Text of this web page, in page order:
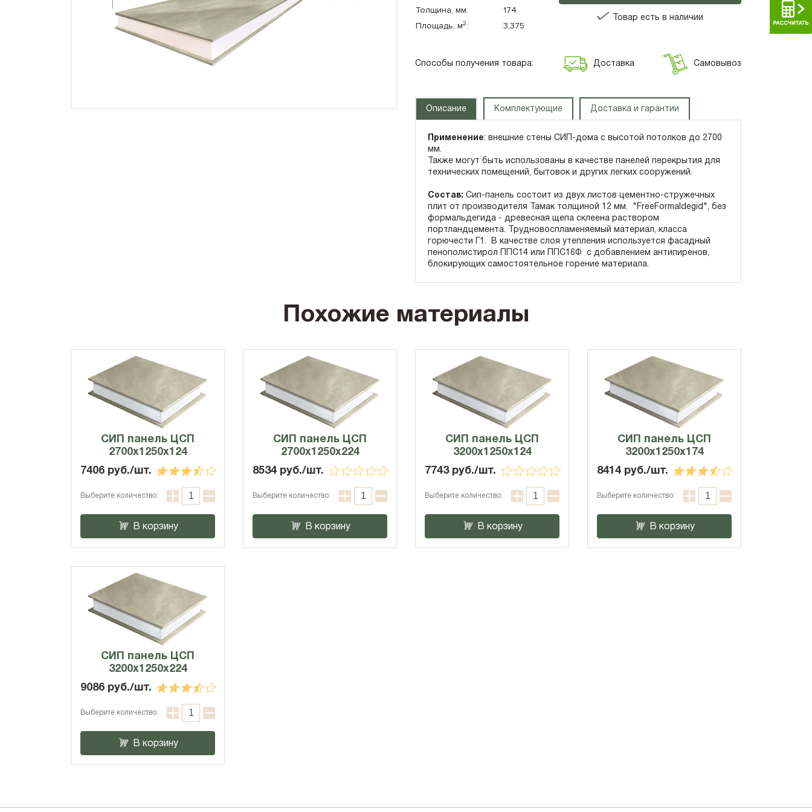
Панорамные окна
Толщина, мм:
174
Площадь, м2: 3,375
Товар есть в наличии
Способы получения товара: Доставка Самовывоз
Описание Комплектующие Доставка и гарантии
Применение: внешние стены СИП-дома с высотой потолков до 2700
мм.
Также могут быть использованы в качестве панелей перекрытия для
технических помещений, бытовок и других легких сооружений.
Состав: Сип-панель состоит из двух листов цементно-стружечных
плит от производителя Тамак толщиной 12 мм. "FreeFormaldegid", без
формальдегида - древесная щепа склеена раствором
портландцемента. Трудновоспламеняемый материал, класса
горючести Г1. В качестве слоя утепления используется фасадный
пенополистирол ППС14 или ППС16Ф с добавлением антипиренов,
блокирующих самостоятельное горение материала.
Похожие материалы
СИП панель ЦСП
2700x1250x124
7406 руб./шт.
Выберите количество:
В корзину
СИП панель ЦСП
2700x1250x224
8534 руб./шт.
Выберите количество:
В корзину
СИП панель ЦСП
3200x1250x124
7743 руб./шт.
Выберите количество:
В корзину
СИП панель ЦСП
3200x1250x174
8414 руб./шт.
Выберите количество:
В корзину
СИП панель ЦСП
3200x1250x224
9086 руб./шт.
Выберите количество:
В корзину